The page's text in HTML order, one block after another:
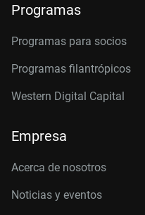
Programas
Programas para socios
Programas filantrópicos
Western Digital Capital
Empresa
Acerca de nosotros
Noticias y eventos